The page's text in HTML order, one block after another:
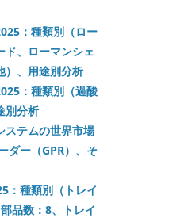
：種類別（ロー
ド、ローマンシェ
）、用途別分析
：種類別（過酸
別分析
ステムの世界市場
ダー（GPR）、そ
：種類別（トレイ
品数：8、トレイ